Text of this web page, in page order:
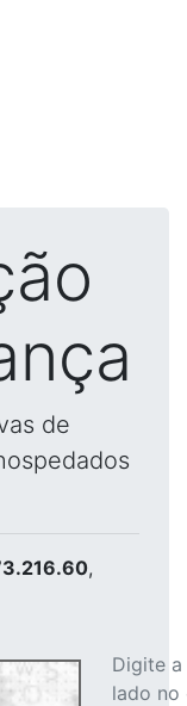
de
,
Digite
lado no